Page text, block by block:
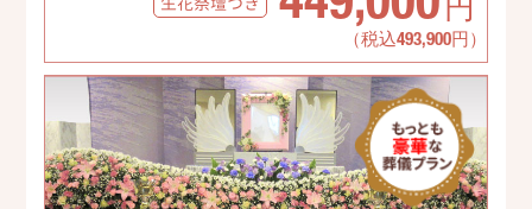
円
（税込493,900円）